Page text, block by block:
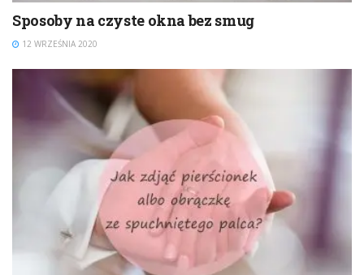
Sposoby na czyste okna bez smug
12 WRZEŚNIA 2020